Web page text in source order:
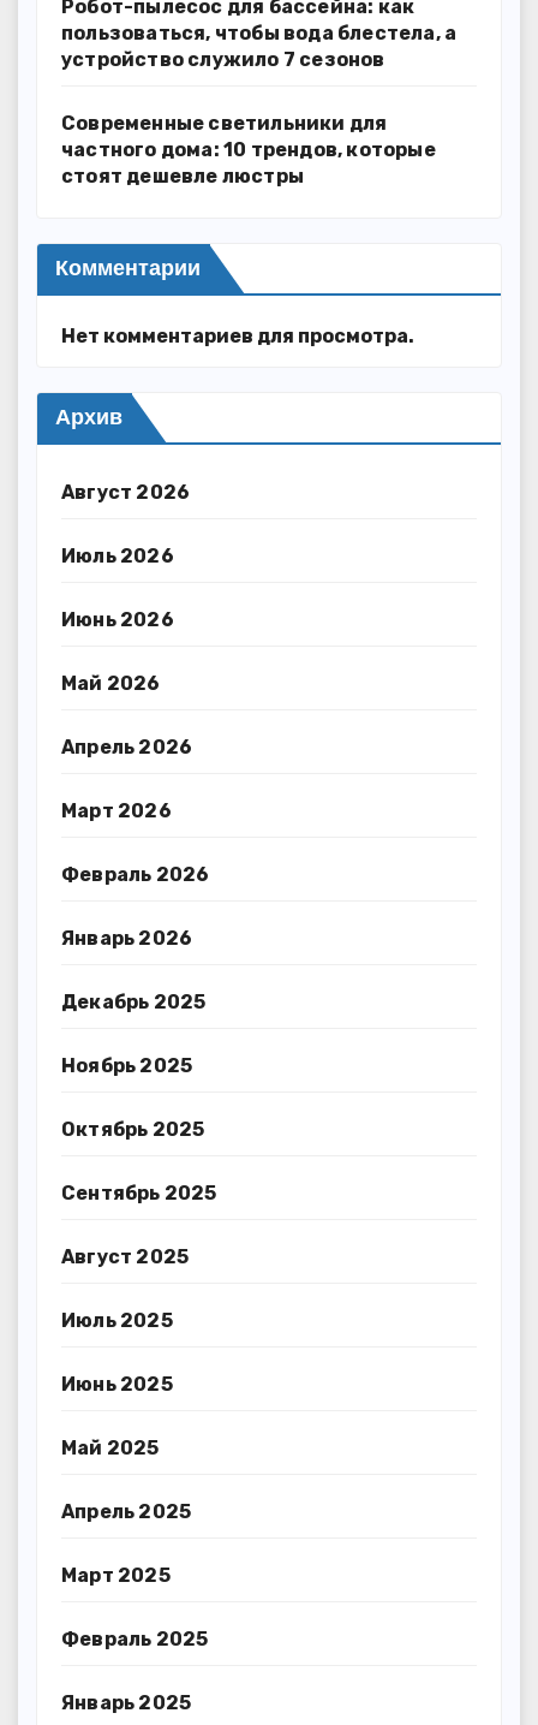
Робот-пылесос для бассейна: как
пользоваться, чтобы вода блестела, а
устройство служило 7 сезонов
Современные светильники для
частного дома: 10 трендов, которые
стоят дешевле люстры
Комментарии
Нет комментариев для просмотра.
Архив
Август 2026
Июль 2026
Июнь 2026
Май 2026
Апрель 2026
Март 2026
Февраль 2026
Январь 2026
Декабрь 2025
Ноябрь 2025
Октябрь 2025
Сентябрь 2025
Август 2025
Июль 2025
Июнь 2025
Май 2025
Апрель 2025
Март 2025
Февраль 2025
Январь 2025